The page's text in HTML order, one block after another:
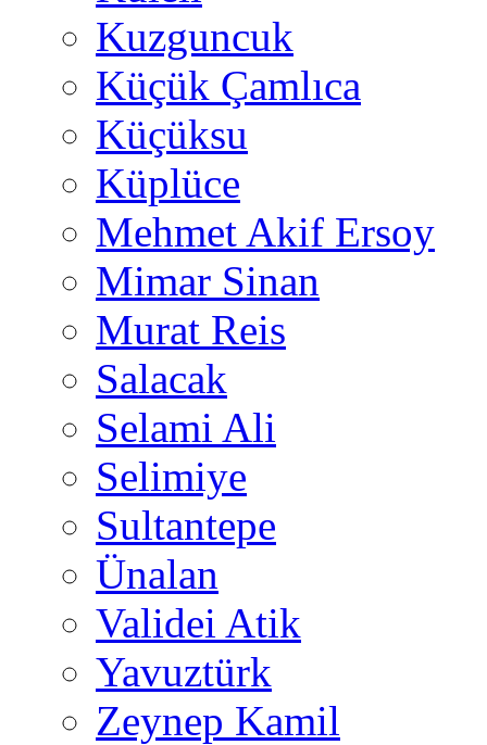
Kuzguncuk
Küçük Çamlıca
Küçüksu
Küplüce
Mehmet Akif Ersoy
Mimar Sinan
Murat Reis
Salacak
Selami Ali
Selimiye
Sultantepe
Ünalan
Validei Atik
Yavuztürk
Zeynep Kamil